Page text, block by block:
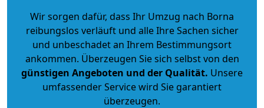
Wir sorgen dafür, dass Ihr Umzug nach Borna
reibungslos verläuft und alle Ihre Sachen sicher
und unbeschadet an Ihrem Bestimmungsort
ankommen. Überzeugen Sie sich selbst von den
günstigen Angeboten und der Qualität. Unsere
umfassender Service wird Sie garantiert
überzeugen.